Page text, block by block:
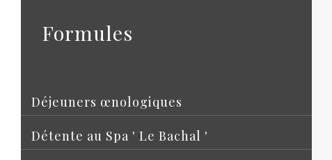
Formules
Déjeuners œnologiques
Détente au Spa ' Le Bachal '